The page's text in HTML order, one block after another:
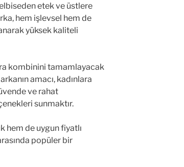
etek ve üstlere
hem işlevsel hem de
yüksek kaliteli
kombinini tamamlayacak
amacı, kadınlara
ve rahat
sunmaktır.
hem de uygun fiyatlı
popüler bir